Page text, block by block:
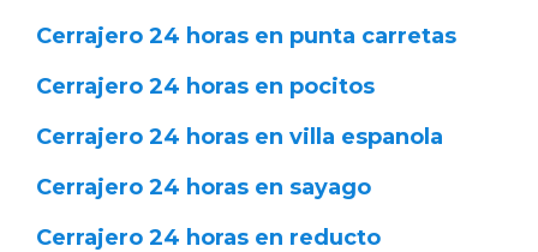
Cerrajero 24 horas en punta carretas
Cerrajero 24 horas en pocitos
Cerrajero 24 horas en villa espanola
Cerrajero 24 horas en sayago
Cerrajero 24 horas en reducto